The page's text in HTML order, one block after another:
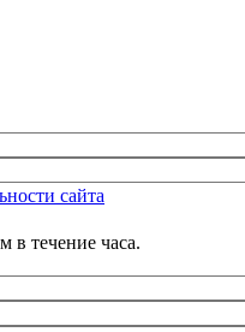
сайта
в течение часа.